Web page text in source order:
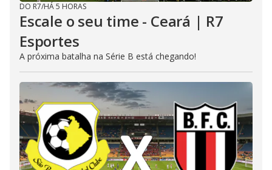
DO R7/HÁ 5 HORAS
Escale o seu time - Ceará | R7
Esportes
A próxima batalha na Série B está chegando!